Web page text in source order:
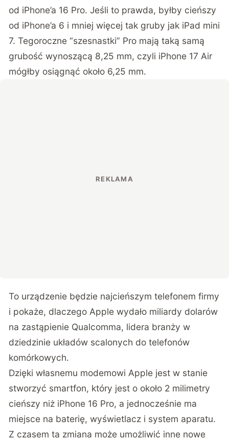
od iPhone’a 16 Pro. Jeśli to prawda, byłby cieńszy
od iPhone’a 6 i mniej więcej tak gruby jak iPad mini
7. Tegoroczne “szesnastki” Pro mają taką samą
grubość wynoszącą 8,25 mm, czyli iPhone 17 Air
mógłby osiągnąć około 6,25 mm.
To urządzenie będzie najcieńszym telefonem firmy
i pokaże, dlaczego Apple wydało miliardy dolarów
na zastąpienie Qualcomma, lidera branży w
dziedzinie układów scalonych do telefonów
komórkowych.
Dzięki własnemu modemowi Apple jest w stanie
stworzyć smartfon, który jest o około 2 milimetry
cieńszy niż iPhone 16 Pro, a jednocześnie ma
miejsce na baterię, wyświetlacz i system aparatu.
Z czasem ta zmiana może umożliwić inne nowe